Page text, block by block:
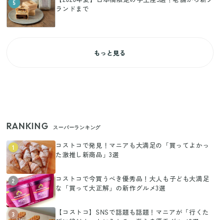
5
ランドまで
もっと見る
RANKING スーパーランキング
1
コストコで発見！マニアも大満足の「買ってよかっ
た激推し新商品」3選
2
コストコで今買うべき優秀品！大人も子ども大満足
な「買って大正解」の新作グルメ3選
3
【コストコ】SNSで話題も話題！マニアが「行くた